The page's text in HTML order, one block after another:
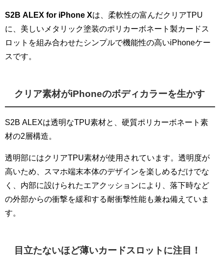
S2B ALEX for iPhone Xは、柔軟性の富んだクリアTPU
に、美しいメタリック塗装のポリカーボネート製カードス
ロットを組み合わせたシンプルで機能性の高いiPhoneケー
スです。
クリア素材がiPhoneのボディカラーを生かす
S2B ALEXは透明なTPU素材と、硬質ポリカーボネート素
材の2層構造。
透明部にはクリアTPU素材が使用されています。透明度が
高いため、スマホ端末本体のデザインを楽しめるだけでな
く、内部に設けられたエアクッションにより、落下時など
の外部からの衝撃を緩和する耐衝撃性能も兼ね備えていま
す。
目立たないほど薄いカードスロットに注目！